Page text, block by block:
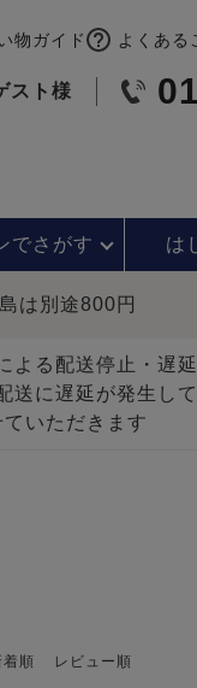
物ガイド よくある
スト様
でさがす は
は別途800円
よる配送停止・遅
送に遅延が発生し
いただきます
着順 レビュー順